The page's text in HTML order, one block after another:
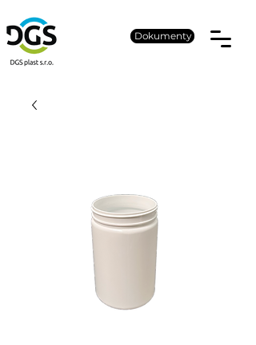
Dokumenty